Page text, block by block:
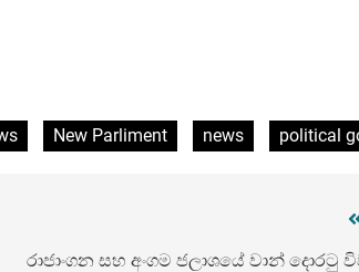
New Parliment news political
රාජාංගන සහ අංගම ජලාශයේ වාන් දොරටු